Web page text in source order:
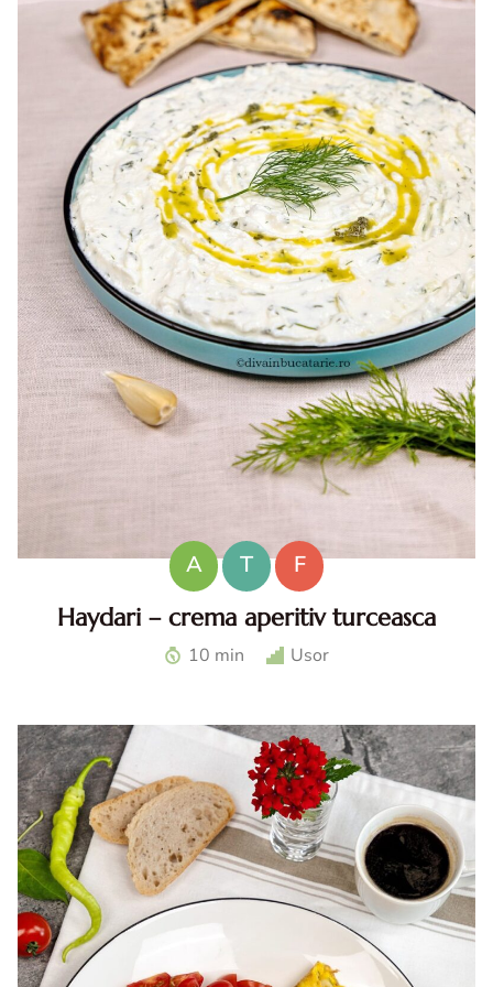
A T
F
Haydari – crema aperitiv turceasca
Haydari. Haydari reteta. Haydari turcesc. Ccrema aperitiv
10 min Usor